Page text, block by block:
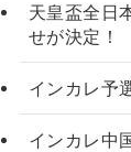
天皇盃全日
せが決定！
インカレ予
インカレ中